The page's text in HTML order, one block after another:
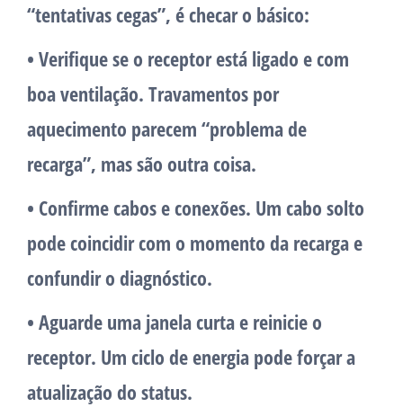
“tentativas cegas”, é checar o básico:
• Verifique se o receptor está ligado e com
boa ventilação. Travamentos por
aquecimento parecem “problema de
recarga”, mas são outra coisa.
• Confirme cabos e conexões. Um cabo solto
pode coincidir com o momento da recarga e
confundir o diagnóstico.
• Aguarde uma janela curta e reinicie o
receptor. Um ciclo de energia pode forçar a
atualização do status.